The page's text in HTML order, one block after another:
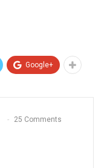
Google+
25 Comments